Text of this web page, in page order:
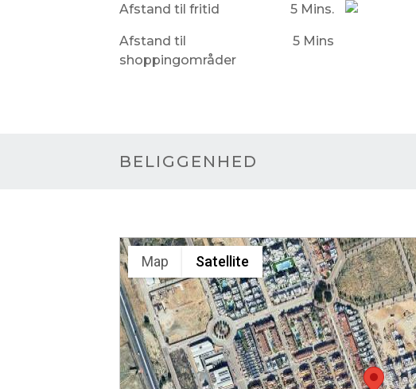
Afstand til fritid 5 Mins.
Afstand til
shoppingområder
5 Mins
BELIGGENHED
Map Satellite